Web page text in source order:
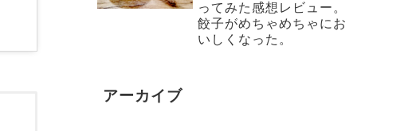
ってみた感想レビュー。
餃子がめちゃめちゃにお
いしくなった。
アーカイブ